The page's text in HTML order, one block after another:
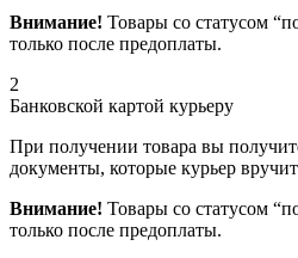
Внимание! Товары со статусом
только после предоплаты.
2
Банковской картой курьеру
При получении товара вы
документы, которые курьер
Внимание! Товары со статусом
только после предоплаты.